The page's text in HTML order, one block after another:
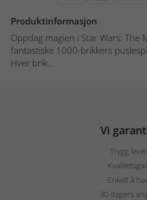
Produktinformasjon
Oppdag magien i Star Wars: The
fantastiske 1000-brikkers
Hver brik...
Vi
Trygg
Enkelt å
30 dagers